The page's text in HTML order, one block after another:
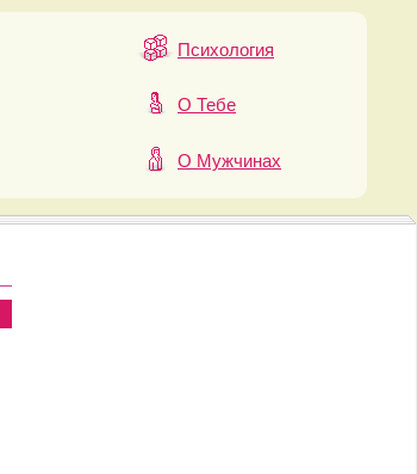
Психология
О Тебе
О Мужчинах